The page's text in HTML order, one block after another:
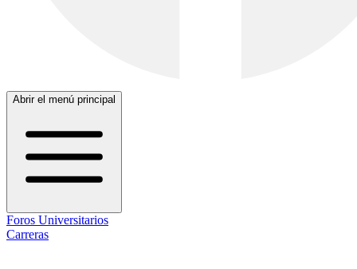
Abrir el menú principal
Foros Universitarios
Carreras